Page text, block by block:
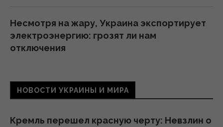
Несмотря на жару, Украина экспортирует
электроэнергию: грозят ли нам
отключения
Нацбанк ослабил гривню: официальный
16:00 четверг, 06 августа 2026
НОВОСТИ УКРАИНЫ И МИРА
Кремль перешел красную черту: Невзлин о